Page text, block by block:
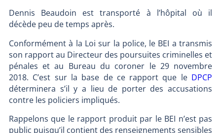
Dennis Beaudoin est transporté à l’hôpital où il
décède peu de temps après.
Conformément à la Loi sur la police, le BEI a transmis
son rapport au Directeur des poursuites criminelles et
pénales et au Bureau du coroner le 29 novembre
2018. C’est sur la base de ce rapport que le DPCP
déterminera s’il y a lieu de porter des accusations
contre les policiers impliqués.
Rappelons que le rapport produit par le BEI n’est pas
public puisqu’il contient des renseignements sensibles